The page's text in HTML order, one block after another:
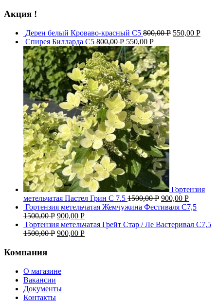
Акция !
Дерен белый Кроваво-красный С5 800,00Р 550,00 Р
Спирея Билларда С5 800,00Р 550,00 Р
Гортензия
метельчатая Пастел Грин C 7.5 1500,00Р 900,00 Р
Гортензия метельчатая Жемчужина Фестиваля С7,5
1500,00Р 900,00 Р
Гортензия метельчатая Грейт Стар / Ле Вастеривал С7,5
1500,00Р 900,00 Р
Компания
О магазине
Вакансии
Документы
Контакты